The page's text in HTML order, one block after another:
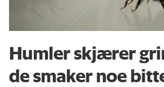
Humler skjærer
de smaker noe